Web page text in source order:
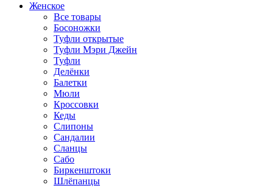
Женское
Все товары
Босоножки
Туфли открытые
Туфли Мэри Джейн
Туфли
Делёнки
Балетки
Мюли
Кроссовки
Кеды
Слипоны
Сандалии
Сланцы
Сабо
Биркенштоки
Шлёпанцы